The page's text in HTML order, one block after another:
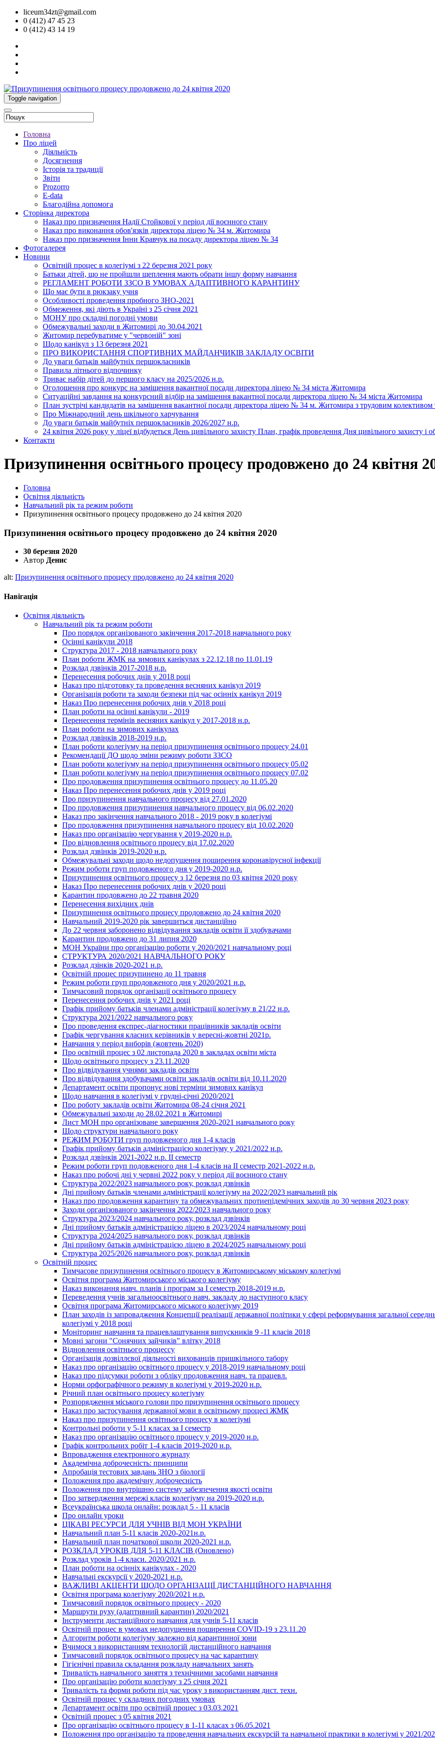
liceum34zt@gmail.com
0 (412) 47 45 23
0 (412) 43 14 19
Toggle navigation
Головна
Про ліцей
Діяльність
Досягнення
Історія та традиції
Звіти
Prozorro
E-data
Благодійна допомога
Сторінка директора
Наказ про призначення Надії Стойкової у період дії воєнного стану
Наказ про виконання обов'язків директора ліцею № 34 м. Житомира
Наказ про призначення Інни Кравчук на посаду директора ліцею № 34
Фотогалерея
Новини
Освітній процес в колегіумі з 22 березня 2021 року
Батьки дітей, що не пройшли щеплення мають обрати іншу форму навчання
РЕГЛАМЕНТ РОБОТИ ЗЗСО В УМОВАХ АДАПТИВНОГО КАРАНТИНУ
Що має бути в рюкзаку учня
Особливості проведення пробного ЗНО-2021
Обмеження, які діють в Україні з 25 січня 2021
МОНУ про складні погодні умови
Обмежувальні заходи в Житомирі до 30.04.2021
Житомир перебуватиме у "червоній" зоні
Щодо канікул з 13 березня 2021
ПРО ВИКОРИСТАННЯ СПОРТИВНИХ МАЙДАНЧИКІВ ЗАКЛАДУ ОСВІТИ
До уваги батьків майбутніх першокласників
Правила літнього відпочинку
Триває набір дітей до першого класу на 2025/2026 н.р.
Оголошення про конкурс на заміщення вакантної посади директора ліцею № 34 міста Житомира
Ситуаційні завдання на конкурсний відбір на заміщення вакантної посади директора ліцею № 34 міста Житомира
План зустрічі кандидатів на заміщення вакантної посади директора ліцею № 34 м. Житомира з трудовим колективом
Про Міжнародний день шкільного харчування
До уваги батьків майбутніх першокласників 2026/2027 н.р.
24 квітня 2026 року у ліцеї відбудеться День цивільного захисту План, графік проведення Дня цивільного захисту і
Контакти
Призупинення освітнього процесу продовжено до 24 квітня
Головна
Освітня діяльність
Навчальний рік та режим роботи
Призупинення освітнього процесу продовжено до 24 квітня 2020
Призупинення освітнього процесу продовжено до 24 квітня 2020
30 березня 2020
Автор Денис
alt: Призупинення освітнього процесу продовжено до 24 квітня 2020
Навігація
Освітня діяльність
Навчальний рік та режим роботи
Про порядок організованого закінчення 2017-2018 навчального року
Осінні канікули 2018
Структура 2017 - 2018 навчального року
План роботи ЖМК на зимових канікулах з 22.12.18 по 11.01.19
Розклад дзвінків 2017-2018 н.р.
Перенесення робочих днів у 2018 році
Наказ про підготовку та проведення весняних канікул 2019
Організація роботи та заходи безпеки під час осінніх канікул 2019
Наказ Про перенесення робочих днів у 2018 році
План роботи на осінні канікули - 2019
Перенесення термінів весняних канікул у 2017-2018 н.р.
План роботи на зимових канікулах
Розклад дзвінків 2018-2019 н.р.
План роботи колегіуму на період призупинення освітнього процесу 24.01
Рекомендації ДО щодо зміни режиму роботи ЗЗСО
План роботи колегіуму на період призупинення освітнього процесу 05.02
План роботи колегіуму на період призупинення освітнього процесу 07.02
Про продовження призупинення освітнього процесу до 11.05.20
Наказ Про перенесення робочих днів у 2019 році
Про призупинення навчального процесу від 27.01.2020
Про продовження призупинення навчального процесу від 06.02.2020
Наказ про закінчення навчального 2018 - 2019 року в колегіумі
Про продовження призупинення навчального процесу від 10.02.2020
Наказ про організацію чергування у 2019-2020 н.р.
Про відновлення освітнього процесу від 17.02.2020
Розклад дзвінків 2019-2020 н.р.
Обмежувальні заходи щодо недопушення поширення коронавірусної інфекції
Режим роботи груп подовженого дня у 2019-2020 н.р.
Призупинення освітнього процесу з 12 березня по 03 квітня 2020 року
Наказ Про перенесення робочих днів у 2020 році
Карантин продовжено до 22 травня 2020
Перенесення вихідних днів
Призупинення освітнього процесу продовжено до 24 квітня 2020
Навчальний 2019-2020 рік завершиться дистанційно
До 22 червня заборонено відвідування закладів освіти її здобувачами
Карантин продовжено до 31 липня 2020
МОН України про організацію роботи у 2020/2021 навчальному році
СТРУКТУРА 2020/2021 НАВЧАЛЬНОГО РОКУ
Розклад дзінків 2020-2021 н.р.
Освітній процес призупинено до 11 травня
Режим роботи груп продовженого дня у 2020/2021 н.р.
Тимчасовий порядок організації освітнього процесу
Перенесення робочих днів у 2021 році
Графік прийому батьків членами адміністрації колегіуму в 21/22 н.р.
Структура 2021/2022 навчального року
Про проведення експрес-діагностики працівників закладів освіти
Графік чергування класних керівників у вересні-жовтні 2021р.
Навчання у період виборів (жовтень 2020)
Про освітній процес з 02 листопада 2020 в закладах освіти міста
Щодо освітнього процесу з 23.11.2020
Про відвідування учнями закладів освіти
Про відвідування здобувачами освіти закладів освіти від 10.11.2020
Департамент освіти пропонує нові терміни зимових канікул
Щодо навчання в колегіумі у грудні-січні 2020/2021
Про роботу закладів освіти Житомира 08-24 січня 2021
Обмежувальні заходи до 28.02.2021 в Житомирі
Лист МОН про організоване завершення 2020-2021 навчального року
Щодо структури навчального року
РЕЖИМ РОБОТИ груп подовженого дня 1-4 класів
Графік прийому батьків адміністрацією колегіуму у 2021/2022 н.р.
Розклад дзвінків 2021-2022 н.р. ІІ семестр
Режим роботи груп подовженого дня 1-4 класів на ІІ семестр 2021-2022 н.р.
Наказ про робочі дні у червні 2022 року у період дії воєнного стану
Структура 2022/2023 навчального року, розклад дзвінків
Дні прийому батьків членами адміністрації колегіуму на 2022/2023 навчальний рік
Наказ про продовження карантину та обмежувальних протиепідемічних заходів до 30 червня 2023 року
Заходи організованого закінчення 2022/2023 навчального року
Структура 2023/2024 навчального року, розклад дзвінків
Дні прийому батьків адміністрацією ліцею в 2023/2024 навчальному році
Структура 2024/2025 навчального року, розклад дзвінків
Дні прийому батьків адміністрацією ліцею в 2024/2025 навчальному році
Структура 2025/2026 навчального року, розклад дзвінків
Освітній процес
Тимчасове призупинення освітнього процесу в Житомирському міському колегіумі
Освітня програма Житомирського міського колегіуму
Наказ виконання навч. планів і програм за І семестр 2018-2019 н.р.
Переведення учнів загальноосвітнього навч. закладу до наступного класу
Освітня програма Житомирського міського колегіуму 2019
План заходів із запровадження Концепції реалізації державної політики у сфері реформування загальної
колегіумі у 2018 році
Моніторинг навчання та працевлаштування випускників 9 -11 класів 2018
Мовні загони "Сонячних зайчиків" влітку 2018
Відновлення освітнього процессу
Організація дозвіллєвої діяльності вихованців пришкільного табору
Наказ про організацію освітнього процесу у 2018-2019 навчальному році
Наказ про підсумки роботи з обліку продовження навч. та працевл.
Норми орфографічного режиму в колегіумі у 2019-2020 н.р.
Річний план освітнього процесу колегіуму
Розпорядження міського голови про призупинення освітнього процесу
Наказ про застосування державної мови в освітньому процесі ЖМК
Наказ про призупинення освітнього процесу в колегіумі
Контрольні роботи у 5-11 класах за І семестр
Наказ про організацію освітнього процесу у 2019-2020 н.р.
Графік контрольних робіт 1-4 класів 2019-2020 н.р.
Впровадження електронного журналу
Академічна доброчесність: принципи
Апробація тестових завдань ЗНО з біології
Положення про академічну доброчесність
Положення про внутрішню систему забезпечення якості освіти
Про затвердження мережі класів колегіуму на 2019-2020 н.р.
Всеукраїнська школа онлайн: розклад 5 - 11 класів
Про онлайн уроки
ЦІКАВІ РЕСУРСИ ДЛЯ УЧНІВ ВІД МОН УКРАЇНИ
Навчальний план 5-11 класів 2020-2021н.р.
Навчальний план початкової школи 2020-2021 н.р.
РОЗКЛАД УРОКІВ ДЛЯ 5-11 КЛАСІВ (Оновлено)
Розклад уроків 1-4 класи. 2020/2021 н.р.
План роботи на осінніх канікулах - 2020
Навчальні екскурсії у 2020-2021 н.р.
ВАЖЛИВІ АКЦЕНТИ ЩОДО ОРГАНІЗАЦІЇ ДИСТАНЦІЙНОГО НАВЧАННЯ
Освітня програма колегіуму 2020/2021 н.р.
Тимчасовий порядок освітнього процесу - 2020
Маршрути руху (адаптивний карантин) 2020/2021
Інструменти дистанційного навчання для учнів 5-11 класів
Освітній процес в умовах недопущення поширення COVID-19 з 23.11.20
Алгоритм роботи колегіуму залежно від карантинної зони
Вчимося з використанням технологій дистанційного навчання
Тимчасовий порядок освітнього процесу на час карантину
Гігієнічні правила складання розкладу навчальних занять
Тривалість навчального заняття з технічними засобами навчання
Про організацію роботи колегіуму з 25 січня 2021
Тривалість та форми роботи під час уроку з використанням дист. техн.
Освітній процес у складних погодних умовах
Департамент освіти про освітній процес з 03.03.2021
Освітній процес з 05 квітня 2021
Про організацію освітнього процесу в 1-11 класах з 06.05.2021
Положення про організацію та проведення навчальних екскурсій та навчальної практики в колегіумі у 2021/